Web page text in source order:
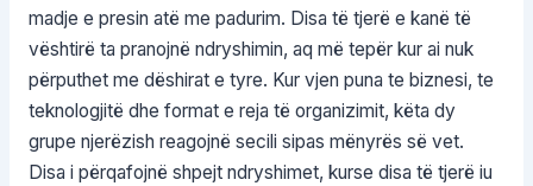
madje e presin atë me padurim. Disa të tjerë e kanë të
vështirë ta pranojnë ndryshimin, aq më tepër kur ai nuk
përputhet me dëshirat e tyre. Kur vjen puna te biznesi, te
teknologjitë dhe format e reja të organizimit, këta dy
grupe njerëzish reagojnë secili sipas mënyrës së vet.
Disa i përqafojnë shpejt ndryshimet, kurse disa të tjerë iu